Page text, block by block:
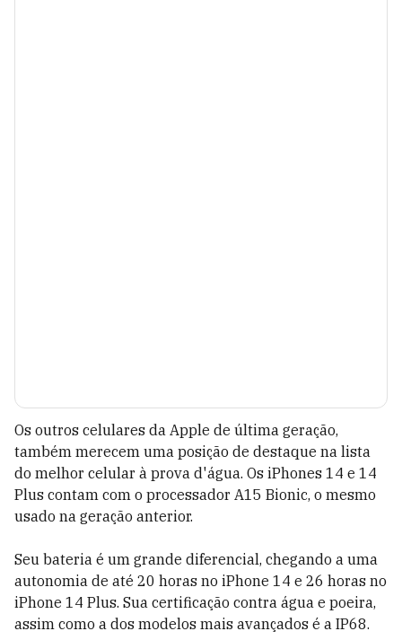
Os outros celulares da Apple de última geração,
também merecem uma posição de destaque na lista
do melhor celular à prova d'água. Os iPhones 14 e 14
Plus contam com o processador A15 Bionic, o mesmo
usado na geração anterior.
Seu bateria é um grande diferencial, chegando a uma
autonomia de até 20 horas no iPhone 14 e 26 horas no
iPhone 14 Plus. Sua certificação contra água e poeira,
assim como a dos modelos mais avançados é a IP68.